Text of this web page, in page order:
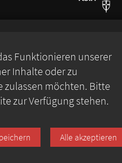
Funktionieren unserer
Inhalte oder zu
zulassen möchten. Bitte
zur Verfügung stehen.
Alle akzeptieren